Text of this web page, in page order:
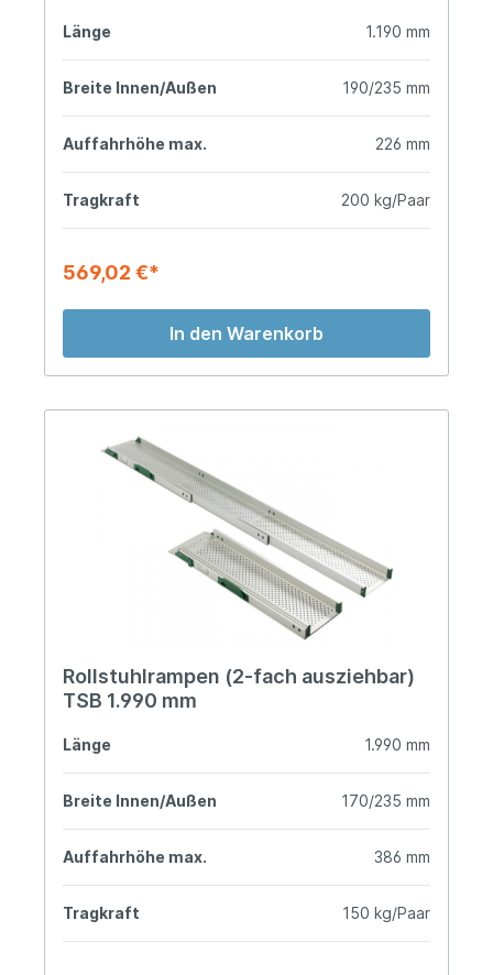
Länge 1.190 mm
Breite Innen/Außen 190/235 mm
Auffahrhöhe max. 226 mm
Tragkraft 200 kg/Paar
569,02 €*
In den Warenkorb
Rollstuhlrampen (2-fach ausziehbar)
TSB 1.990 mm
Länge 1.990 mm
Breite Innen/Außen 170/235 mm
Auffahrhöhe max. 386 mm
Tragkraft 150 kg/Paar